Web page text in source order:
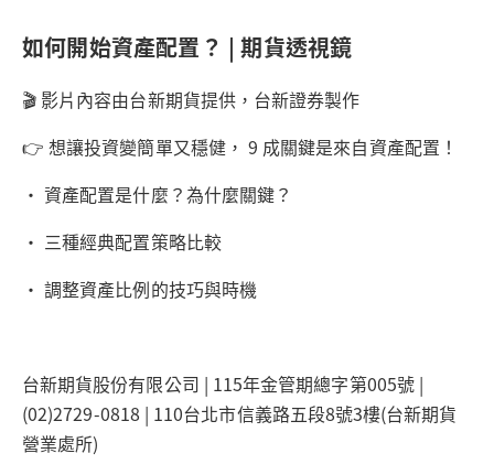
如何開始資產配置？ | 期貨透視鏡
🎬 影片內容由台新期貨提供，台新證券製作
👉 想讓投資變簡單又穩健， 9 成關鍵是來自資產配置！
• 資產配置是什麼？為什麼關鍵？
• 三種經典配置策略比較
• 調整資產比例的技巧與時機
台新期貨股份有限公司 | 115年金管期總字第005號 |
(02)2729-0818 | 110台北市信義路五段8號3樓(台新期貨
營業處所)